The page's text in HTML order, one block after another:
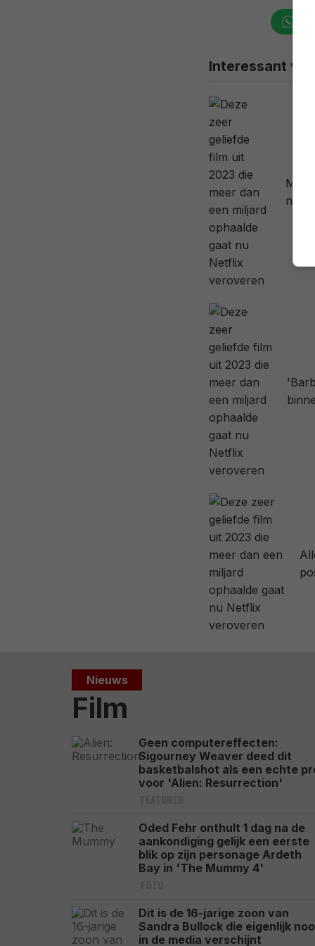
Interessant
Nieuws
Film
Geen computereffecten:
Sigourney Weaver deed dit
basketbalshot als een echte
voor 'Alien: Resurrection'
Oded Fehr onthult 1 dag na de
aankondiging gelijk een eerste
blik op zijn personage Ardeth
Bay in 'The Mummy 4'
Dit is de 16-jarige zoon van
Sandra Bullock die eigenlijk
in de media verschijnt